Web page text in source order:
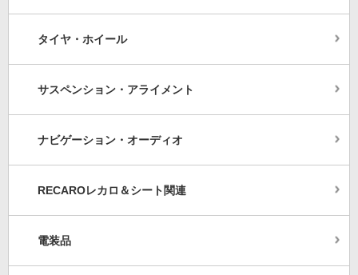
タイヤ・ホイール
サスペンション・アライメント
ナビゲーション・オーディオ
RECAROレカロ＆シート関連
電装品